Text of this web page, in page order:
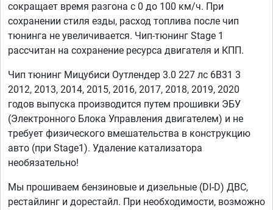
сокращает время разгона с 0 до 100 км/ч. При
сохранении стиля езды, расход топлива после чип
тюнинга не увеличивается. Чип-тюнинг Stage 1
рассчитан на сохранение ресурса двигателя и КПП.
Чип тюнинг Мицубиси Оутлендер 3.0 227 лс 6B31 3
2012, 2013, 2014, 2015, 2016, 2017, 2018, 2019, 2020
годов выпуска производится путем прошивки ЭБУ
(Электронного Блока Управления двигателем) и не
требует физического вмешательства в конструкцию
авто (при Stage1). Удаление катализатора
необязательно!
Мы прошиваем бензиновые и дизельные (DI-D) ДВС,
рестайлинг и дорестайл. При необходимости, возможно